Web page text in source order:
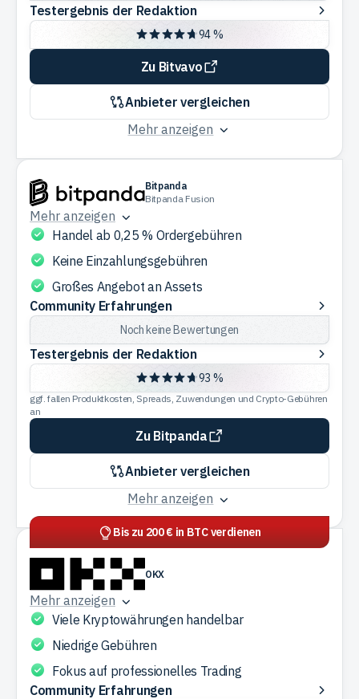
Testergebnis
der
Redaktion
Testergebnis der Redaktion
94 %
Anbieter vergleichen
Zu Bitvavo
Mehr anzeigen
Bitpanda
Bitpanda Fusion
Mehr anzeigen
Handel ab 0,25 % Ordergebühren
Keine Einzahlungsgebühren
Großes Angebot an Assets
Community
Erfahrungen
Community Erfahrungen
Noch keine Bewertungen
Testergebnis
der
Redaktion
Testergebnis der Redaktion
93 %
ggf. fallen Produktkosten, Spreads, Zuwendungen und Crypto-Gebühren
an
Anbieter vergleichen
Zu Bitpanda
Mehr anzeigen
Bis zu 200 € in BTC verdienen
OKX
Mehr anzeigen
Viele Kryptowährungen handelbar
Niedrige Gebühren
Fokus auf professionelles Trading
Community
Community Erfahrungen